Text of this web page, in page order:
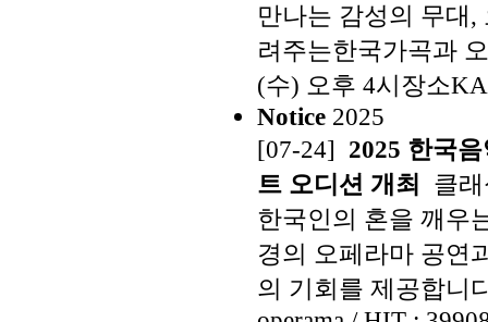
만나는 감성의 무대
려주는한국가곡과
(수) 오후 4시장소
Notice 2025
[07-24] 2025 한국
트 오디션 개최
클
한국인의 혼을 깨우
경의 오페라마 공연
의 기회를 제공합니